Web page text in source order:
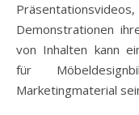
Demonstrationen
von Inhalten kann
für
Marketingmaterial